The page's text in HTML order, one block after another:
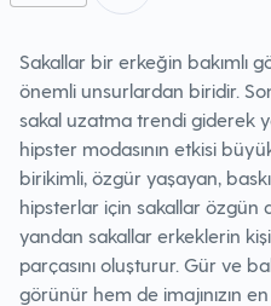
Sakallar bir erkeğin bakımlı
önemli unsurlardan biridir.
sakal uzatma trendi giderek
hipster modasının etkisi
birikimli, özgür yaşayan,
hipsterlar için sakallar özgün
yandan sakallar erkeklerin
parçasını oluşturur. Gür ve
görünür hem de imajınızın